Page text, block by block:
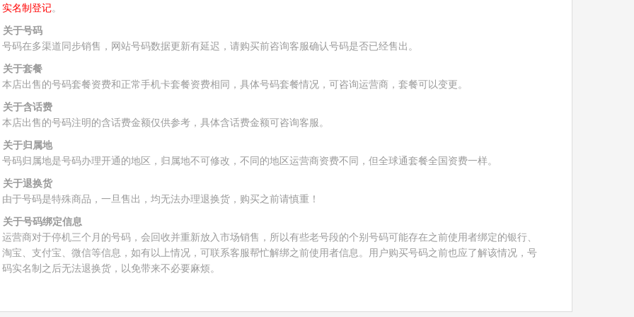
实名制登记。
关于号码
号码在多渠道同步销售，网站号码数据更新有延迟，请购买前咨询客服确认号码是否已经售出。
关于套餐
本店出售的号码套餐资费和正常手机卡套餐资费相同，具体号码套餐情况，可咨询运营商，套餐可以变更。
关于含话费
本店出售的号码注明的含话费金额仅供参考，具体含话费金额可咨询客服。
关于归属地
号码归属地是号码办理开通的地区，归属地不可修改，不同的地区运营商资费不同，但全球通套餐全国资费一样。
关于退换货
由于号码是特殊商品，一旦售出，均无法办理退换货，购买之前请慎重！
关于号码绑定信息
运营商对于停机三个月的号码，会回收并重新放入市场销售，所以有些老号段的个别号码可能存在之前使用者绑定的银行、
淘宝、支付宝、微信等信息，如有以上情况，可联系客服帮忙解绑之前使用者信息。用户购买号码之前也应了解该情况，号
码实名制之后无法退换货，以免带来不必要麻烦。